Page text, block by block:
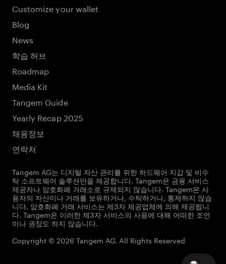
Customize your wallet
Blog
News
학습 허브
Roadmap
Media Kit
Tangem Guide
Yearly Recap 2025
채용정보
연락처
Tangem AG는 디지털 자산 관리를 위한 하드웨어 지갑 및 비수
탁 소프트웨어 솔루션만을 제공합니다. Tangem은 금융 서비스
제공자나 암호화폐 거래소로 규제되지 않습니다. Tangem은 사
용자의 자산이나 거래를 보유하거나, 수탁하거나, 통제하지 않습
니다. 암호화폐 거래 서비스는 제3자 제공업체에 의해 제공됩니
다. Tangem은 이러한 제3자 서비스의 사용에 대해 어떠한 조언
이나 권장도 하지 않습니다.